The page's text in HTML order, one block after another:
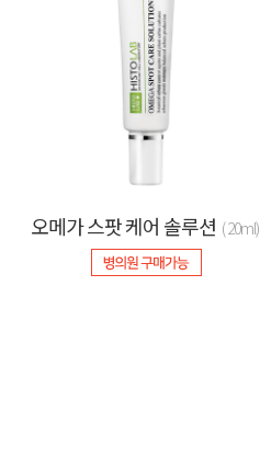
오메가 스팟 케어 솔루션 ( 20ml)